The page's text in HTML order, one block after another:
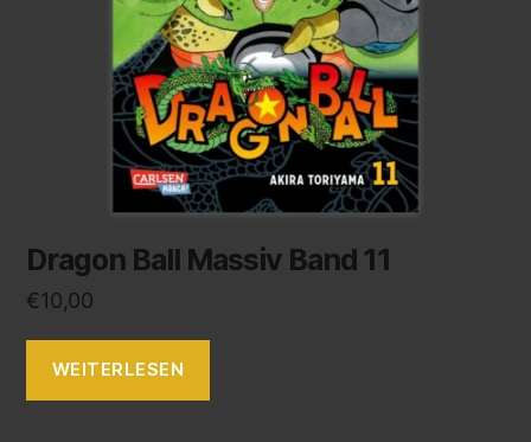
Dragon Ball Massiv Band 11
€10,00
WEITERLESEN